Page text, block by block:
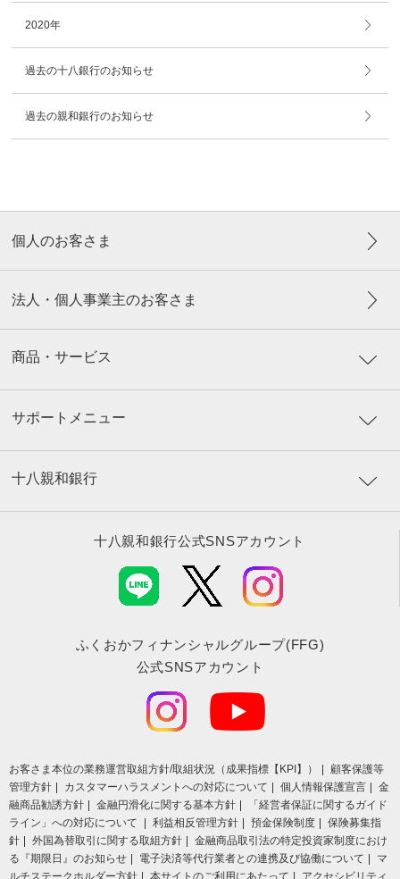
2020年
過去の十八銀行のお知らせ
過去の親和銀行のお知らせ
個人のお客さま
法人・個人事業主のお客さま
商品・サービス
サポートメニュー
十八親和銀行
十八親和銀行公式SNSアカウント
ふくおかフィナンシャルグループ(FFG)
公式SNSアカウント
お客さま本位の業務運営取組⽅針/取組状況（成果指標【KPI】）
顧客保護等
管理方針
カスタマーハラスメントへの対応について 個人情報保護宣言
金
融商品勧誘方針
金融円滑化に関する基本方針
「経営者保証に関するガイド
ライン」への対応について
利益相反管理方針 預金保険制度
保険募集指
針
外国為替取引に関する取組方針
金融商品取引法の特定投資家制度におけ
る『期限日』のお知らせ
電子決済等代行業者との連携及び協働について
マ
ルチステークホルダー方針
本サイトのご利用にあたって アクセシビリティ